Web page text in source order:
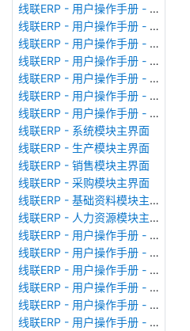
线联ERP - 用户操作手册 - 组织架构
线联ERP - 用户操作手册 - 用户管理
线联ERP - 用户操作手册 - 角色/岗位管理
线联ERP - 用户操作手册 - 暂估入库明细表
线联ERP - 用户操作手册 - 物料收发明细表
线联ERP - 用户操作手册 - 即时库存余额表
线联ERP - 用户操作手册 - 库存账龄分析表
线联ERP - 系统模块主界面
线联ERP - 生产模块主界面
线联ERP - 销售模块主界面
线联ERP - 采购模块主界面
线联ERP - 基础资料模块主界面
线联ERP - 人力资源模块主界面
线联ERP - 用户操作手册 - 个人考勤报表（横向）
线联ERP - 用户操作手册 - 部门考勤报表
线联ERP - 用户操作手册 - 个人考勤报表
线联ERP - 用户操作手册 - 考勤计算
线联ERP - 用户操作手册 - 节假日管理
线联ERP - 用户操作手册 - 请假管理